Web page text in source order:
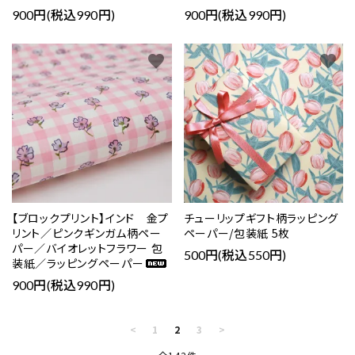
900円(税込990円) 900円(税込990円)
【ブロックプリント】インド 金プ
リント／ピンクギンガム柄ペー
パー／バイオレットフラワー 包
装紙／ラッピングペーパー
900円(税込990円)
favorite
チューリップギフト柄ラッピング
ペーパー/包装紙 5枚
500円(税込550円)
favorite
< 1 2 3
>